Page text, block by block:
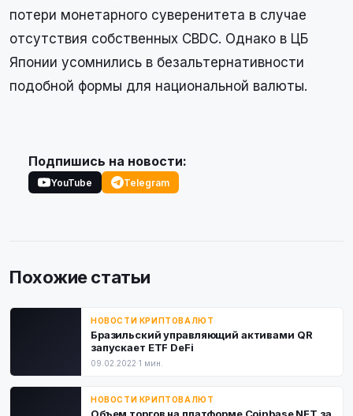
потери монетарного суверенитета в случае
отсутствия собственных CBDC. Однако в ЦБ
Японии усомнились в безальтернативности
подобной формы для национальной валюты.
Подпишись на новости:
YouTube Telegram
Похожие статьи
НОВОСТИ КРИПТОВАЛЮТ
Бразильский управляющий активами QR
запускает ETF DeFi
09.02.2022·1 мин.
НОВОСТИ КРИПТОВАЛЮТ